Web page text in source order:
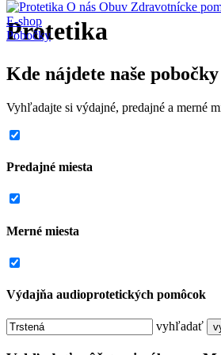
Protetika
Kde nájdete naše pobočky
Vyhľadajte si výdajné, predajné a merné
Predajné miesta
Merné miesta
Výdajňa audioprotetických pomôcok
vyhľadať
O nás Obuv Zdravotnícke
E-shop
Pobočky